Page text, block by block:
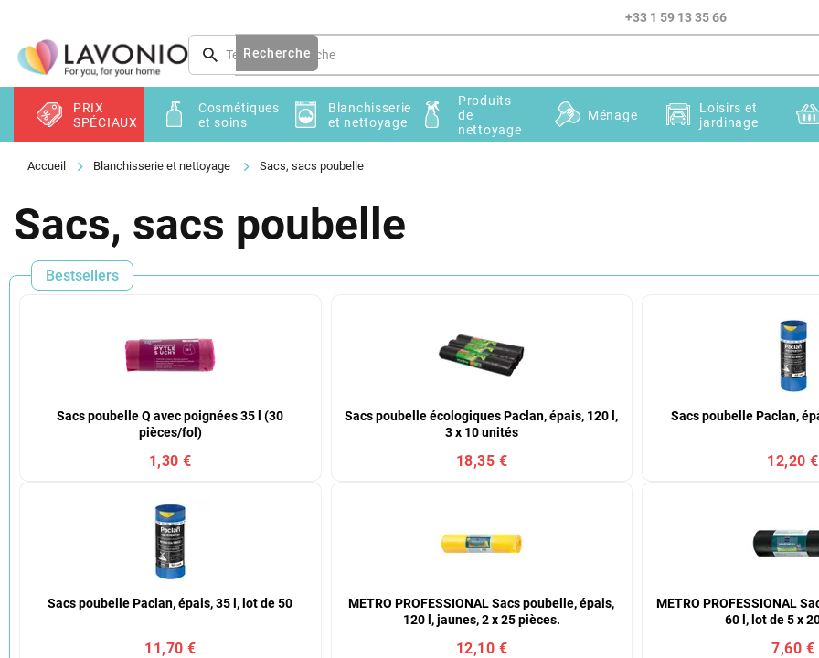
contenu
+33 1 59 13 35 66
Recherche
PRIX
SPÉCIAUX
Cosmétiques
et soins
Blanchisserie
et nettoyage
Produits
de
nettoyage
Ménage
Loisirs et
jardinage
Blanchisserie et nettoyage Sacs, sacs poubelle
Sacs, sacs poubelle
Bestsellers
Sacs poubelle Q avec poignées 35 l (30
pièces/fol)
1,30 €
Sacs poubelle écologiques Paclan, épais, 120 l,
3 x 10 unités
18,35 €
Sacs poubelle Paclan,
12,20 €
Sacs poubelle Paclan, épais, 35 l, lot de 50
11,70 €
METRO PROFESSIONAL Sacs poubelle, épais,
120 l, jaunes, 2 x 25 pièces.
12,10 €
METRO PROFESSIONAL
60 l, lot de 5 x
7,60 €